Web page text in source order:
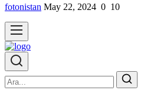
fotonistan May 22, 2024 0 10